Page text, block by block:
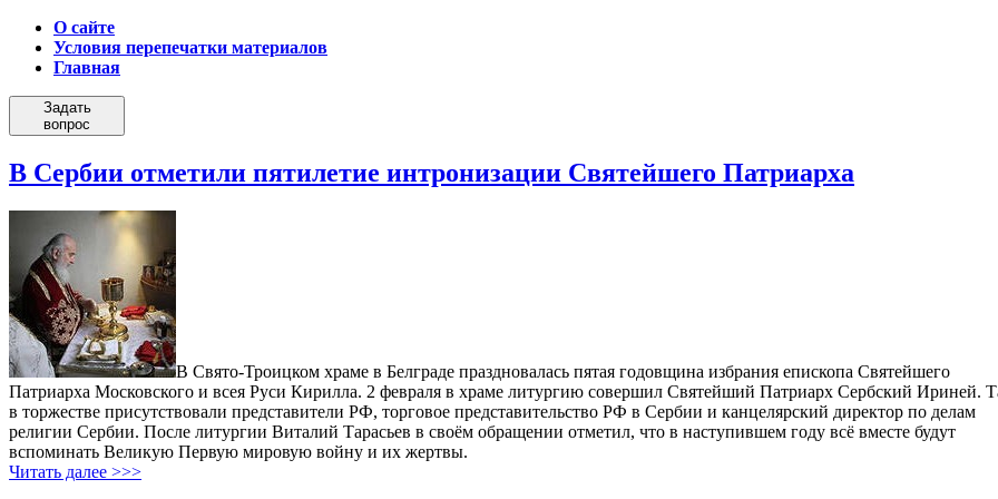
О сайте
Условия перепечатки материалов
Главная
Задать
вопрос
В Сербии отметили пятилетие интронизации Святейшего Патриарха
В Свято-Троицком храме в Белграде праздновалась пятая годовщина избрания епископа Святейшего
Патриарха Московского и всея Руси Кирилла. 2 февраля в храме литургию совершил Святейший Патриарх Сербский Ириней.
в торжестве присутствовали представители РФ, торговое представительство РФ в Сербии и канцелярский директор по делам
религии Сербии. После литургии Виталий Тарасьев в своём обращении отметил, что в наступившем году всё вместе будут
вспоминать Великую Первую мировую войну и их жертвы.
Читать далее >>>